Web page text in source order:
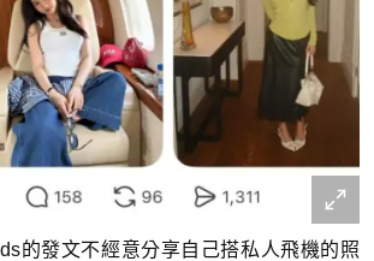
的發文不經意分享自己搭私人飛機的照